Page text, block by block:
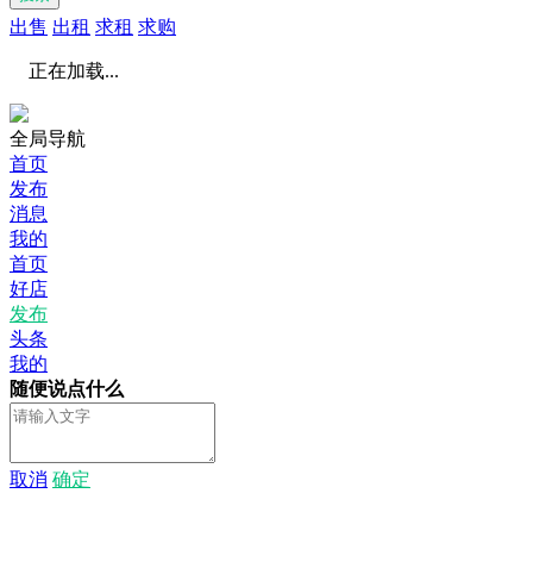
出售 出租 求租 求购
正在加载...
全局导航
首页
发布
消息
我的
首页
好店
发布
头条
我的
随便说点什么
取消 确定